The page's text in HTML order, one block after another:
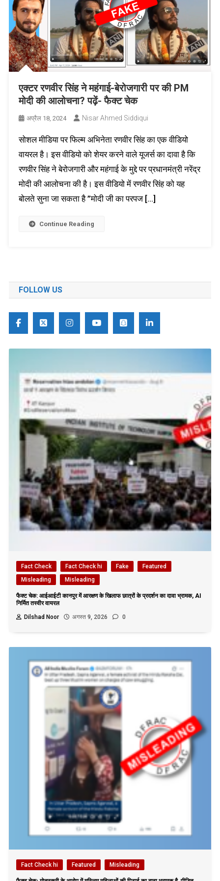
एक्टर रणवीर सिंह ने महंगाई-बेरोजगारी पर की PM
मोदी की आलोचना? पढ़ें- फैक्ट चेक
अप्रैल 18, 2024 Nisar Ahmed Siddiqui
सोशल मीडिया पर फिल्म अभिनेता रणवीर सिंह का एक वीडियो
वायरल है। इस वीडियो को शेयर करने वाले यूजर्स का दावा है कि
रणवीर सिंह ने बेरोजगारी और महंगाई के मुद्दे पर प्रधानमंत्री नरेंद्र
मोदी की आलोचना की है। इस वीडियो में रणवीर सिंह को यह
बोलते सुना जा सकता है ”मोदी जी का परपज […]
Continue Reading
FOLLOW US
Fact Check Fact Check hi Fake
Featured
Misleading
Misleading
फैक्ट चेक: आईआईटी कानपुर में आरक्षण के खिलाफ छात्रों के प्रदर्शन का दावा भ्रामक, AI
निर्मित तस्वीर वायरल
Dilshad Noor
अगस्त 9, 2026 0
Fact Check hi Featured Misleading